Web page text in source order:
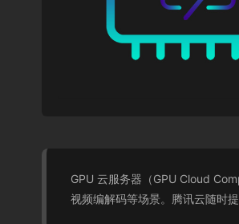
GPU 云服务器（GPU Cloud
视频编解码等场景。腾讯云随时